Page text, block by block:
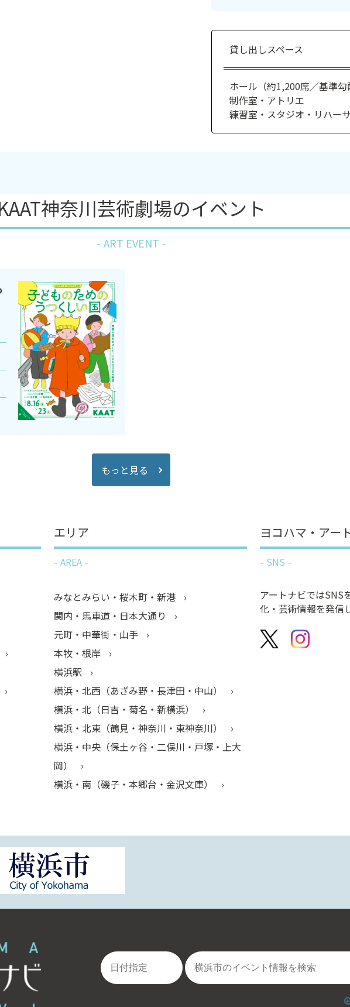
貸し出しスペース
ホール（約1,200席／基準勾
制作室・アトリエ
練習室・スタジオ・リハー
神奈川芸術劇場のイベント
ART EVENT
もっと見る
エリア
AREA
みなとみらい・桜木町・新港
関内・馬車道・日本大通り
元町・中華街・山手
本牧・根岸
横浜駅
横浜・北西（あざみ野・長津田・中山）
横浜・北（日吉・菊名・新横浜）
横浜・北東（鶴見・神奈川・東神奈川）
横浜・中央（保土ヶ谷・二俣川・戸塚・上大
岡）
横浜・南（磯子・本郷台・金沢文庫）
ヨコハマ・アー
SNS
アートナビではSNS
化・芸術情報を発信